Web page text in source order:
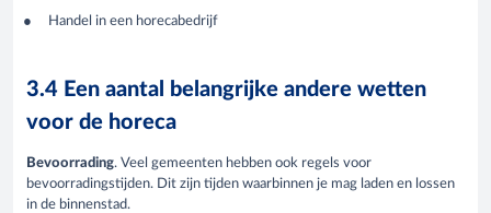
Handel in een horecabedrijf
3.4 Een aantal belangrijke andere wetten
voor de horeca
Bevoorrading. Veel gemeenten hebben ook regels voor
bevoorradingstijden. Dit zijn tijden waarbinnen je mag laden en lossen
in de binnenstad.